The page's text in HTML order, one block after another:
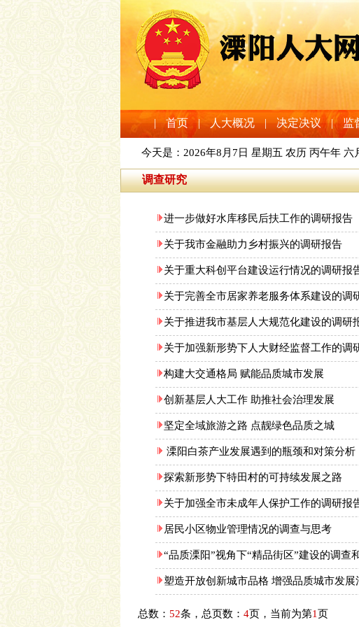
| 首页 | 人大概况 | 决定决议 | 监
今天是： 2026年8月7日 星期五 农历 丙午年 六
调查研究
进一步做好水库移民后扶工作的调研报告
关于我市金融助力乡村振兴的调研报告
关于重大科创平台建设运行情况的调研报
关于完善全市居家养老服务体系建设的调
关于推进我市基层人大规范化建设的调研
关于加强新形势下人大财经监督工作的调
构建大交通格局 赋能品质城市发展
创新基层人大工作 助推社会治理发展
坚定全域旅游之路 点靓绿色品质之城
溧阳白茶产业发展遇到的瓶颈和对策分析
探索新形势下特田村的可持续发展之路
关于加强全市未成年人保护工作的调研报
居民小区物业管理情况的调查与思考
“品质溧阳”视角下“精品街区”建设的调查
塑造开放创新城市品格 增强品质城市发展
总数： 52条，总页数： 4页，当前为第1页